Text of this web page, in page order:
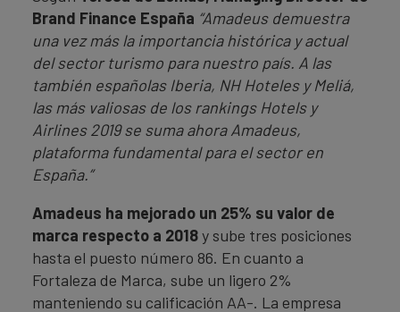
Brand Finance España “Amadeus demuestra
una vez más la importancia histórica y actual
del sector turismo para nuestro país. A las
también españolas Iberia, NH Hoteles y Meliá,
las más valiosas de los rankings Hotels y
Airlines 2019 se suma ahora Amadeus,
plataforma fundamental para el sector en
España.”
Amadeus ha mejorado un 25% su valor de
marca respecto a 2018y sube tres posiciones
hasta el puesto número 86. En cuanto a
Fortaleza de Marca, sube un ligero 2%
manteniendo su calificación AA-. La empresa